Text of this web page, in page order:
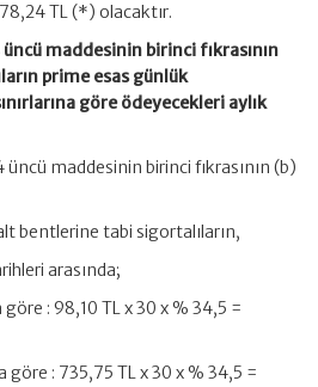
TL (*) olacaktır.
maddesinin birinci fıkrasının
prime esas günlük
göre ödeyecekleri aylık
üncü maddesinin birinci fıkrasının (b)
bentlerine tabi sigortalıların,
arasında;
göre : 98,10 TL x 30 x % 34,5 =
göre : 735,75 TL x 30 x % 34,5 =